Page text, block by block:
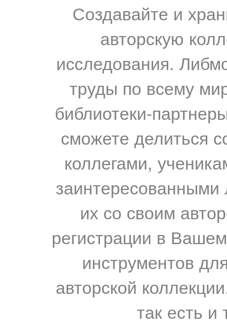
Создавайте и
авторскую
исследования.
труды по всему
библиотеки-
сможете делиться
коллегами,
их со своим
регистрации в
инструментов
авторской
так есть и